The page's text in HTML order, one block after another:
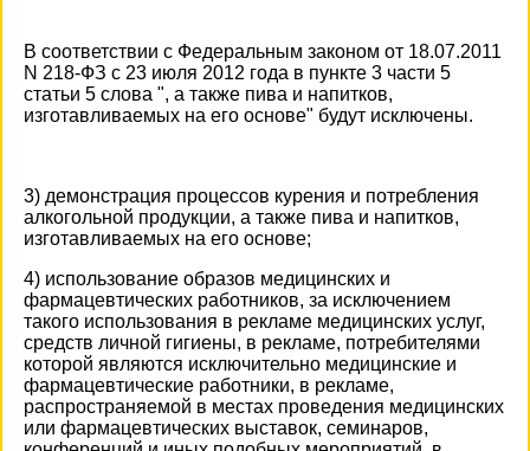
В соответствии с Федеральным законом от 18.07.2011
N 218-ФЗ с 23 июля 2012 года в пункте 3 части 5
статьи 5 слова ", а также пива и напитков,
изготавливаемых на его основе" будут исключены.
3) демонстрация процессов курения и потребления
алкогольной продукции, а также пива и напитков,
изготавливаемых на его основе;
4) использование образов медицинских и
фармацевтических работников, за исключением
такого использования в рекламе медицинских услуг,
средств личной гигиены, в рекламе, потребителями
которой являются исключительно медицинские и
фармацевтические работники, в рекламе,
распространяемой в местах проведения медицинских
или фармацевтических выставок, семинаров,